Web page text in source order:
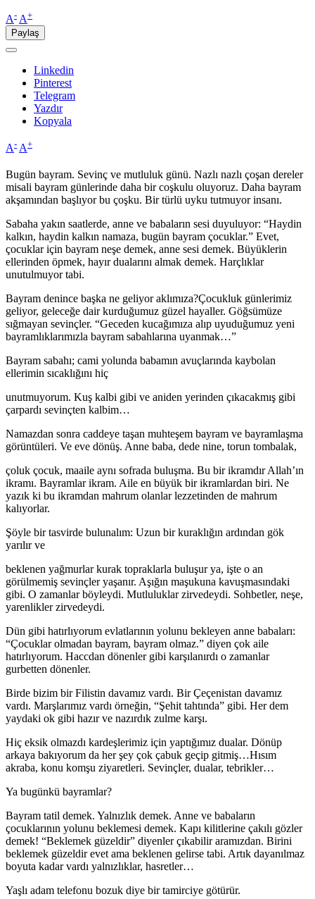
A- A+
Paylaş
Linkedin
Pinterest
Telegram
Yazdır
Kopyala
A- A+
Bugün bayram. Sevinç ve mutluluk günü. Nazlı nazlı çoşan dereler
misali bayram günlerinde daha bir coşkulu oluyoruz. Daha bayram
akşamından başlıyor bu çoşku. Bir türlü uyku tutmuyor insanı.
Sabaha yakın saatlerde, anne ve babaların sesi duyuluyor: “Haydin
kalkın, haydin kalkın namaza, bugün bayram çocuklar.” Evet,
çocuklar için bayram neşe demek, anne sesi demek. Büyüklerin
ellerinden öpmek, hayır dualarını almak demek. Harçlıklar
unutulmuyor tabi.
Bayram denince başka ne geliyor aklımıza?Çocukluk günlerimiz
geliyor, geleceğe dair kurduğumuz güzel hayaller. Göğsümüze
sığmayan sevinçler. “Geceden kucağımıza alıp uyuduğumuz yeni
bayramlıklarımızla bayram sabahlarına uyanmak…”
Bayram sabahı; cami yolunda babamın avuçlarında kaybolan
ellerimin sıcaklığını hiç
unutmuyorum. Kuş kalbi gibi ve aniden yerinden çıkacakmış gibi
çarpardı sevinçten kalbim…
Namazdan sonra caddeye taşan muhteşem bayram ve bayramlaşma
görüntüleri. Ve eve dönüş. Anne baba, dede nine, torun tombalak,
çoluk çocuk, maaile aynı sofrada buluşma. Bu bir ikramdır Allah’ın
ikramı. Bayramlar ikram. Aile en büyük bir ikramlardan biri. Ne
yazık ki bu ikramdan mahrum olanlar lezzetinden de mahrum
kalıyorlar.
Şöyle bir tasvirde bulunalım: Uzun bir kuraklığın ardından gök
yarılır ve
beklenen yağmurlar kurak topraklarla buluşur ya, işte o an
görülmemiş sevinçler yaşanır. Aşığın maşukuna kavuşmasındaki
gibi. O zamanlar böyleydi. Mutluluklar zirvedeydi. Sohbetler, neşe,
yarenlikler zirvedeydi.
Dün gibi hatırlıyorum evlatlarının yolunu bekleyen anne babaları:
“Çocuklar olmadan bayram, bayram olmaz.” diyen çok aile
hatırlıyorum. Haccdan dönenler gibi karşılanırdı o zamanlar
gurbetten dönenler.
Birde bizim bir Filistin davamız vardı. Bir Çeçenistan davamız
vardı. Marşlarımız vardı örneğin, “Şehit tahtında” gibi. Her dem
yaydaki ok gibi hazır ve nazırdık zulme karşı.
Hiç eksik olmazdı kardeşlerimiz için yaptığımız dualar. Dönüp
arkaya bakıyorum da her şey çok çabuk geçip gitmiş…Hısım
akraba, konu komşu ziyaretleri. Sevinçler, dualar, tebrikler…
Ya bugünkü bayramlar?
Bayram tatil demek. Yalnızlık demek. Anne ve babaların
çocuklarının yolunu beklemesi demek. Kapı kilitlerine çakılı gözler
demek! “Beklemek güzeldir” diyenler çıkabilir aramızdan. Birini
beklemek güzeldir evet ama beklenen gelirse tabi. Artık dayanılmaz
boyuta kadar vardı yalnızlıklar, hasretler…
Yaşlı adam telefonu bozuk diye bir tamirciye götürür.